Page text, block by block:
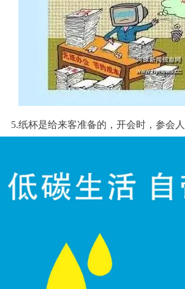
5.纸杯是给来客准备的，开会时，参会